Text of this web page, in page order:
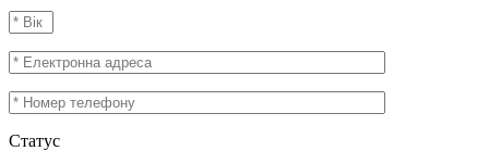
Статус